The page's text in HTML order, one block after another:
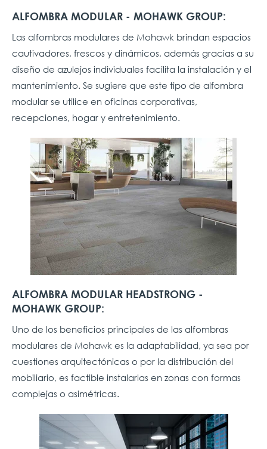
ALFOMBRA MODULAR - MOHAWK GROUP:
Las alfombras modulares de Mohawk brindan espacios
cautivadores, frescos y dinámicos, además gracias a su
diseño de azulejos individuales facilita la instalación y el
mantenimiento. Se sugiere que este tipo de alfombra
modular se utilice en oficinas corporativas,
recepciones, hogar y entretenimiento.
ALFOMBRA MODULAR HEADSTRONG -
MOHAWK GROUP:
Uno de los beneficios principales de las alfombras
modulares de Mohawk es la adaptabilidad, ya sea por
cuestiones arquitectónicas o por la distribución del
mobiliario, es factible instalarlas en zonas con formas
complejas o asimétricas.